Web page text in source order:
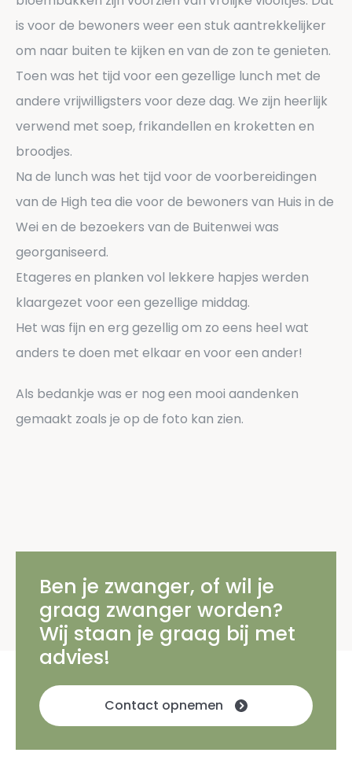
is voor de bewoners weer een stuk aantrekkelijker
om naar buiten te kijken en van de zon te genieten.
Toen was het tijd voor een gezellige lunch met de
andere vrijwilligsters voor deze dag. We zijn heerlijk
verwend met soep, frikandellen en kroketten en
broodjes.
Na de lunch was het tijd voor de voorbereidingen
van de High tea die voor de bewoners van Huis in de
Wei en de bezoekers van de Buitenwei was
georganiseerd.
Etageres en planken vol lekkere hapjes werden
klaargezet voor een gezellige middag.
Het was fijn en erg gezellig om zo eens heel wat
anders te doen met elkaar en voor een ander!
Als bedankje was er nog een mooi aandenken
gemaakt zoals je op de foto kan zien.
Ben je zwanger, of wil je
graag zwanger worden?
Wij staan je graag bij met
advies!
Contact opnemen